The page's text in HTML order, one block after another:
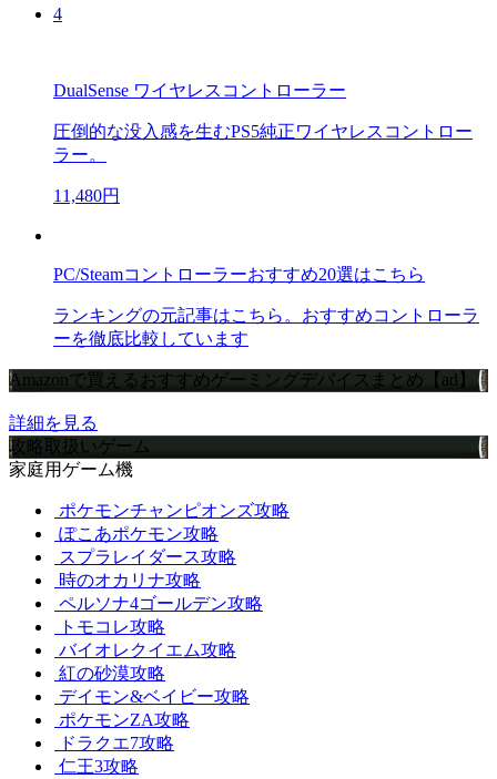
4
DualSense ワイヤレスコントローラー
圧倒的な没入感を生むPS5純正ワイヤレスコントロー
ラー。
11,480円
PC/Steamコントローラーおすすめ20選はこちら
ランキングの元記事はこちら。おすすめコントローラ
ーを徹底比較しています
Amazonで買えるおすすめゲーミングデバイスまとめ【ad】
詳細を見る
攻略取扱いゲーム
家庭用ゲーム機
ポケモンチャンピオンズ攻略
ぽこあポケモン攻略
スプラレイダース攻略
時のオカリナ攻略
ペルソナ4ゴールデン攻略
トモコレ攻略
バイオレクイエム攻略
紅の砂漠攻略
デイモン&ベイビー攻略
ポケモンZA攻略
ドラクエ7攻略
仁王3攻略